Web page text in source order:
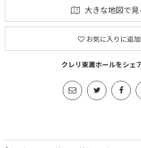
大きな地図で見
お気に入りに追加
クレリ東灘ホールをシェ